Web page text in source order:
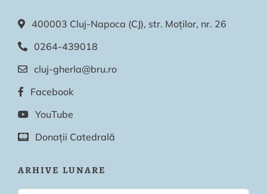
400003 Cluj-Napoca (CJ), str. Moților, nr. 26
0264-439018
cluj-gherla@bru.ro
Facebook
YouTube
Donații Catedrală
ARHIVE LUNARE